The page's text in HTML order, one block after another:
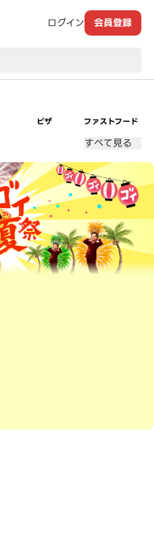
ログイン 会員登録
ピザ ファストフード
すべて見る